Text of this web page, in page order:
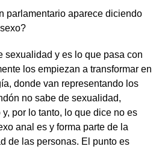
parlamentario aparece diciendo
sexualidad y es lo que pasa con
los empiezan a transformar en
donde van representando los
no sabe de sexualidad,
por lo tanto, lo que dice no es
anal es y forma parte de la
de las personas. El punto es